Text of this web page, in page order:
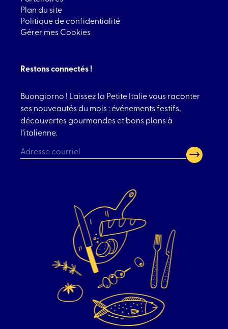
Plan du site
Politique de confidentialité
Gérer mes Cookies
Restons connectés !
Buongiorno ! Laissez la Petite Italie vous raconter
ses nouveautés du mois : événements festifs,
découvertes gourmandes et bons plans à
l’italienne.